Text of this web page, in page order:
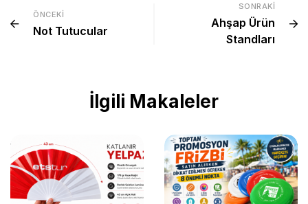
ÖNCEKI
Not Tutucular
SONRAKI
Ahşap Ürün
Standları
İlgili Makaleler